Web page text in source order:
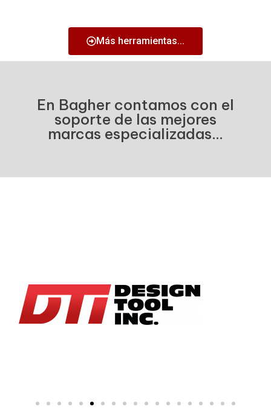
Más herramientas...
En Bagher contamos con el
soporte de las mejores
marcas especializadas...